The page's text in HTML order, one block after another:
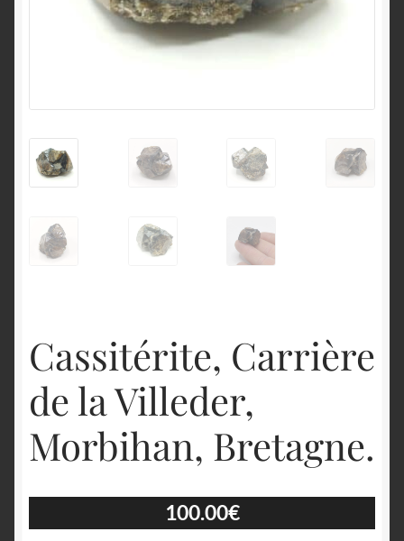
Cassitérite, Carrière
de la Villeder,
Morbihan, Bretagne.
100.00€